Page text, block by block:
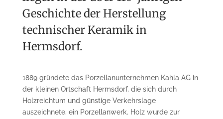
Geschichte der Herstellung
technischer Keramik in
Hermsdorf.
1889 gründete das Porzellanunternehmen Kahla AG in
der kleinen Ortschaft Hermsdorf, die sich durch
Holzreichtum und günstige Verkehrslage
auszeichnete, ein Porzellanwerk. Holz wurde zur